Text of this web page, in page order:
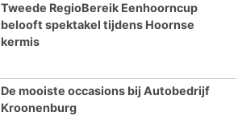
Tweede RegioBereik Eenhoorncup
belooft spektakel tijdens Hoornse
kermis
De mooiste occasions bij Autobedrijf
Kroonenburg